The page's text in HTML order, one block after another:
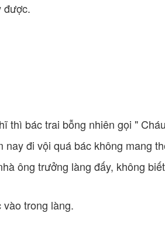
được.
thì bác trai bỗng nhiên gọi "
nay đi vội quá bác không mang
ông trưởng làng đấy, không
trong làng.